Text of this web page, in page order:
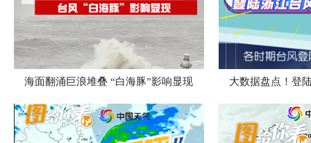
海面翻涌巨浪堆叠 “白海豚”影响显现